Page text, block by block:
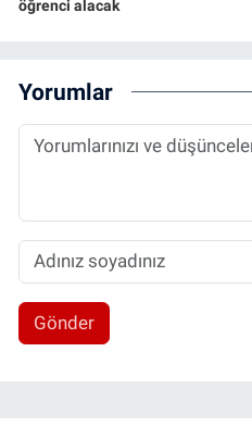
öğrenci alacak
Yorumlar
Gönder